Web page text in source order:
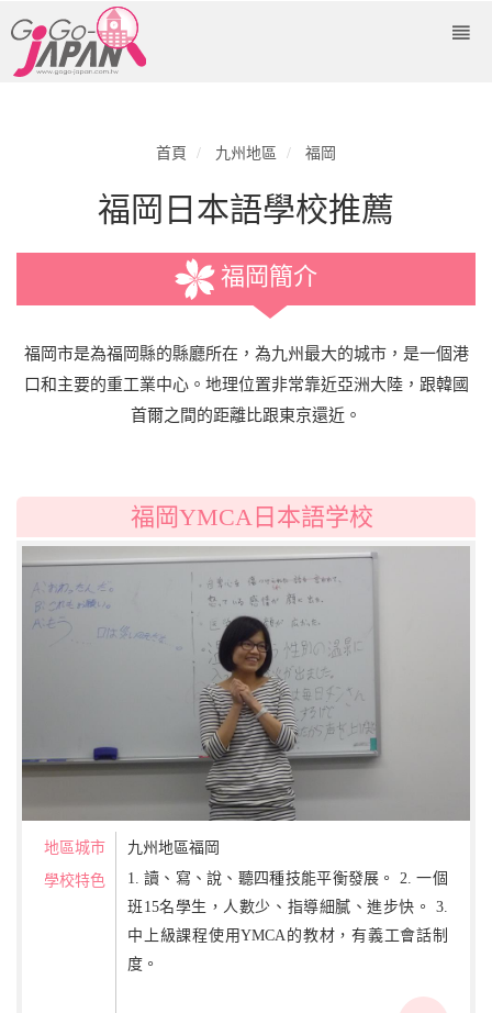
首頁 九州地區 福岡
福岡日本語學校推薦
福岡簡介
福岡市是為福岡縣的縣廳所在，為九州最大的城市，是一個港
口和主要的重工業中心。地理位置非常靠近亞洲大陸，跟韓國
首爾之間的距離比跟東京還近。
福岡YMCA日本語学校
地區城市
九州地區福岡
學校特色
1. 讀、寫、說、聽四種技能平衡發展。 2. 一個
班15名學生，人數少、指導細膩、進步快。 3.
中上級課程使用YMCA的教材，有義工會話制
度。